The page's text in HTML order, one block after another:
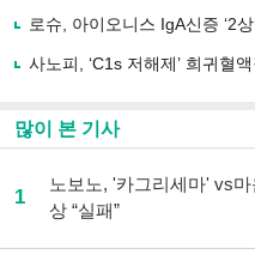
기
로슈, 아이오니스 IgA신증 ‘2
사노피, ‘C1s 저해제’ 희귀혈
많이 본 기사
1
노보노, '카그리세마' vs
상 “실패”